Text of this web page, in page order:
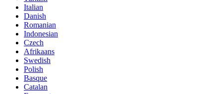
Italian
Danish
Romanian
Indonesian
Czech
Afrikaans
Swedish
Polish
Basque
Catalan